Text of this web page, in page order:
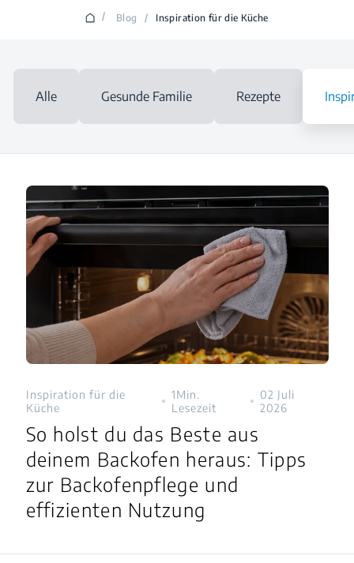
/ Blog / Inspiration für die Küche
Alle Gesunde Familie Rezepte
Inspiration für die
Küche
1Min.
Lesezeit
02 Juli
2026
So holst du das Beste aus
deinem Backofen heraus: Tipps
zur Backofenpflege und
effizienten Nutzung